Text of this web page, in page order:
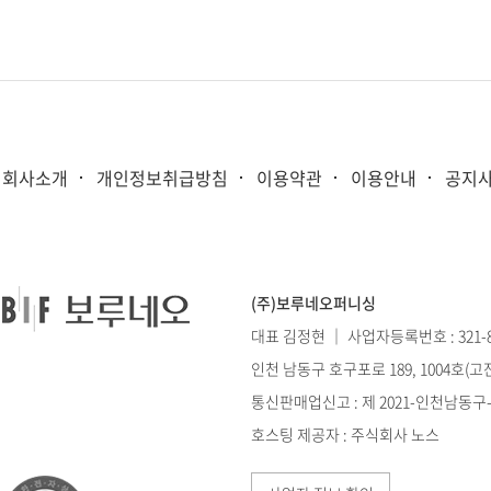
회사소개 개인정보취급방침 이용약관 이용안내 공지
(주)보루네오퍼니싱
대표 김정현 ｜ 사업자등록번호 :
인천 남동구 호구포로 189, 1004호(
통신판매업신고 : 제 2021-인천남동
호스팅 제공자 : 주식회사 노스